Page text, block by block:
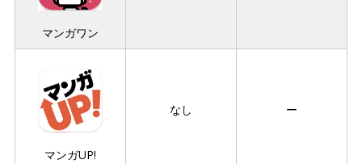
マンガワン
マンガUP!
なし ー